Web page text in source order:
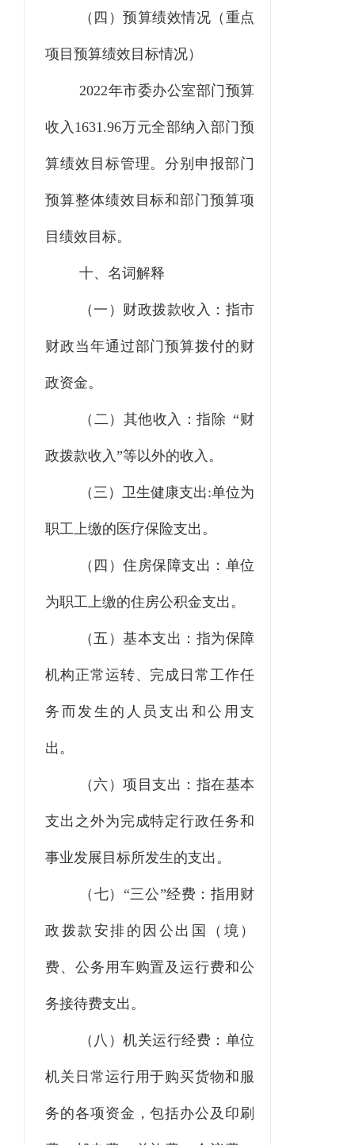
（四）预算绩效情况（重点
项目预算绩效目标情况）
2022年市委办公室部门预算
收入1631.96万元全部纳入部门预
算绩效目标管理。分别申报部门
预算整体绩效目标和部门预算项
目绩效目标。
十、名词解释
（一）财政拨款收入：指市
财政当年通过部门预算拨付的财
政资金。
（二）其他收入：指除 “财
政拨款收入”等以外的收入。
（三）卫生健康支出:单位为
职工上缴的医疗保险支出。
（四）住房保障支出：单位
为职工上缴的住房公积金支出。
（五）基本支出：指为保障
机构正常运转、完成日常工作任
务而发生的人员支出和公用支
出。
（六）项目支出：指在基本
支出之外为完成特定行政任务和
事业发展目标所发生的支出。
（七）“三公”经费：指用财
政拨款安排的因公出国（境）
费、公务用车购置及运行费和公
务接待费支出。
（八）机关运行经费：单位
机关日常运行用于购买货物和服
务的各项资金，包括办公及印刷